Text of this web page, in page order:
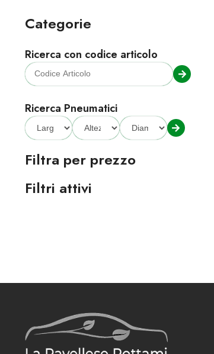
Categorie
Ricerca con codice articolo
Ricerca Pneumatici
Filtra per prezzo
Filtri attivi